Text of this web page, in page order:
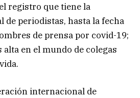
registro que tiene la
de periodistas, hasta la fecha
de prensa por covid-19;
en el mundo de colegas
internacional de